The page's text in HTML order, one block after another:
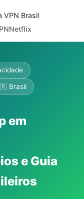
Brasil
Netflix
Brasil
em
e Guia